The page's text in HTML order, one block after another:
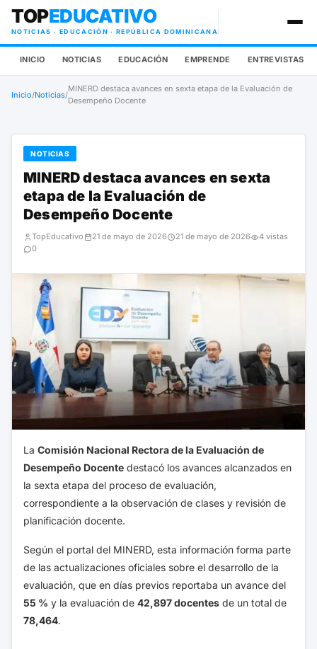
TOPEDUCATIVO
NOTICIAS · EDUCACIÓN · REPÚBLICA DOMINICANA
INICIO NOTICIAS EDUCACIÓN EMPRENDE ENTREVISTAS
Inicio/Noticias/
MINERD destaca avances en sexta etapa de la Evaluación de
Desempeño Docente
NOTICIAS
MINERD destaca avances en sexta
etapa de la Evaluación de
Desempeño Docente
TopEducativo 21 de mayo de 2026 21 de mayo de 2026
4 vistas
0
La Comisión Nacional Rectora de la Evaluación de
Desempeño Docente destacó los avances alcanzados en
la sexta etapa del proceso de evaluación,
correspondiente a la observación de clases y revisión de
planificación docente.
Según el portal del MINERD, esta información forma parte
de las actualizaciones oficiales sobre el desarrollo de la
evaluación, que en días previos reportaba un avance del
55 % y la evaluación de 42,897 docentes de un total de
78,464.